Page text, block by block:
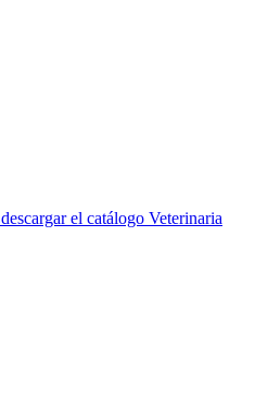
descargar el catálogo Veterinaria